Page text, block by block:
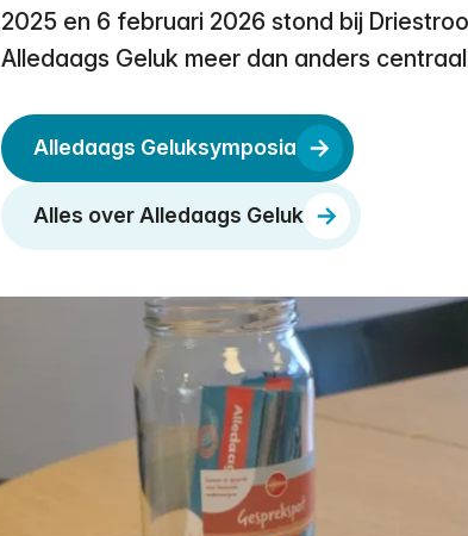
2025 en 6 februari 2026 stond bij
Alledaags Geluk meer dan anders
Alledaags Geluksymposia
Alles over Alledaags Geluk